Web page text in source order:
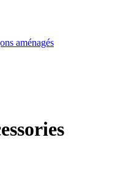
aménagés